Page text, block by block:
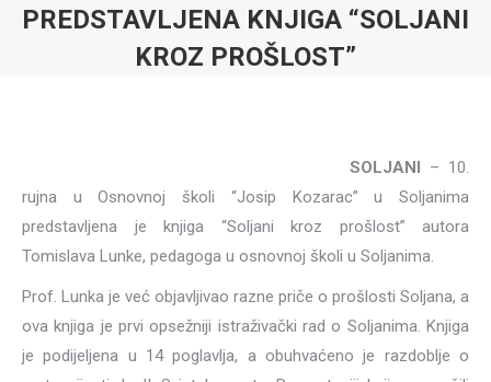
PREDSTAVLJENA KNJIGA “SOLJANI
KROZ PROŠLOST”
SOLJANI – 10.
rujna u Osnovnoj školi “Josip Kozarac” u Soljanima
predstavljena je knjiga “Soljani kroz prošlost” autora
Tomislava Lunke, pedagoga u osnovnoj školi u Soljanima.
Prof. Lunka je već objavljivao razne priče o prošlosti Soljana, a
ova knjiga je prvi opsežniji istraživački rad o Soljanima. Knjiga
je podijeljena u 14 poglavlja, a obuhvaćeno je razdoblje o